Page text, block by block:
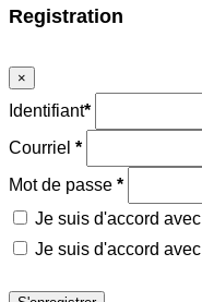
Registration
×
Identifiant*
Courriel *
Mot de passe *
Je suis d'accord avec
Je suis d'accord avec